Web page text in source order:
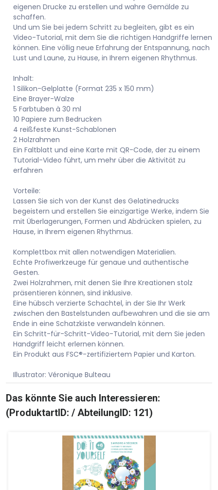
eigenen Drucke zu erstellen und wahre Gemälde zu
schaffen.
Und um Sie bei jedem Schritt zu begleiten, gibt es ein
Video-Tutorial, mit dem Sie die richtigen Handgriffe lernen
können. Eine völlig neue Erfahrung der Entspannung, nach
Lust und Laune, zu Hause, in Ihrem eigenen Rhythmus.
Inhalt:
1 Silikon-Gelplatte (Format 235 x 150 mm)
Eine Brayer-Walze
5 Farbtuben à 30 ml
10 Papiere zum Bedrucken
4 reißfeste Kunst-Schablonen
2 Holzrahmen
Ein Faltblatt und eine Karte mit QR-Code, der zu einem
Tutorial-Video führt, um mehr über die Aktivität zu
erfahren
Vorteile:
Lassen Sie sich von der Kunst des Gelatinedrucks
begeistern und erstellen Sie einzigartige Werke, indem Sie
mit Überlagerungen, Formen und Abdrücken spielen, zu
Hause, in Ihrem eigenen Rhythmus.
Komplettbox mit allen notwendigen Materialien.
Echte Profiwerkzeuge für genaue und authentische
Gesten.
Zwei Holzrahmen, mit denen Sie Ihre Kreationen stolz
präsentieren können, sind inklusive.
Eine hübsch verzierte Schachtel, in der Sie Ihr Werk
zwischen den Bastelstunden aufbewahren und die sie am
Ende in eine Schatzkiste verwandeln können.
Ein Schritt-für-Schritt-Video-Tutorial, mit dem Sie jeden
Handgriff leicht erlernen können.
Ein Produkt aus FSC®-zertifiziertem Papier und Karton.
Illustrator: Véronique Bulteau
Das könnte Sie auch Interessieren:
(ProduktartID: / AbteilungID: 121)